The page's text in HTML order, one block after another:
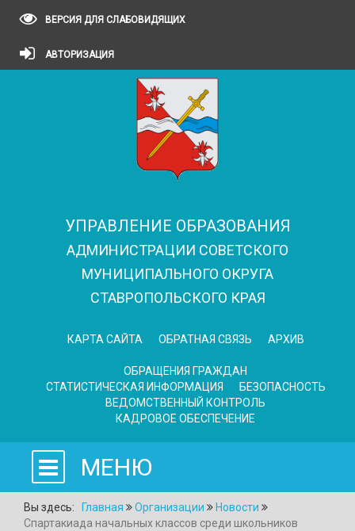
ВЕРСИЯ ДЛЯ СЛАБОВИДЯЩИХ
АВТОРИЗАЦИЯ
УПРАВЛЕНИЕ ОБРАЗОВАНИЯ
АДМИНИСТРАЦИИ СОВЕТСКОГО
МУНИЦИПАЛЬНОГО ОКРУГА
СТАВРОПОЛЬСКОГО КРАЯ
КАРТА САЙТА ОБРАТНАЯ СВЯЗЬ АРХИВ
ОБРАЩЕНИЯ ГРАЖДАН
СТАТИСТИЧЕСКАЯ ИНФОРМАЦИЯ
БЕЗОПАСНОСТЬ
ВЕДОМСТВЕННЫЙ КОНТРОЛЬ
КАДРОВОЕ ОБЕСПЕЧЕНИЕ
МЕНЮ
Вы здесь: Главная Организации
Новости
Спартакиада начальных классов среди школьников